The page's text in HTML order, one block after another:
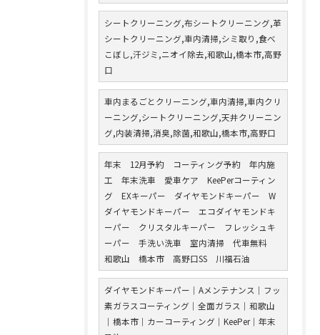
シートクリーニング,布シートクリーニング,革
シートクリーニング,車内清掃,シミ取り,食べ
こぼし,汗ジミ,ニオイ除去,和歌山,橋本市,高野
口
車内まるごとクリーニング,車内清掃,車内クリ
ーニング,シートクリーニング,天井クリーニン
グ,内装清掃,消臭,除菌,和歌山,橋本市,高野口
年末 12月予約 コーティング予約 年内施
工 年末洗車 愛車ケア KeePerコーティン
グ EXキーパー ダイヤモンドキーパー W
ダイヤモンドキーパー エコダイヤモンドキ
ーパー クリスタルキーパー フレッシュキ
ーパー 手洗い洗車 室内清掃 代車無料
和歌山 橋本市 高野口SS 川福石油
ダイヤモンドキーパー｜Aメンテナンス｜フッ
素ガラスコーティング｜全面ガラス｜和歌山
｜橋本市｜カーコーティング｜KeePer｜年末